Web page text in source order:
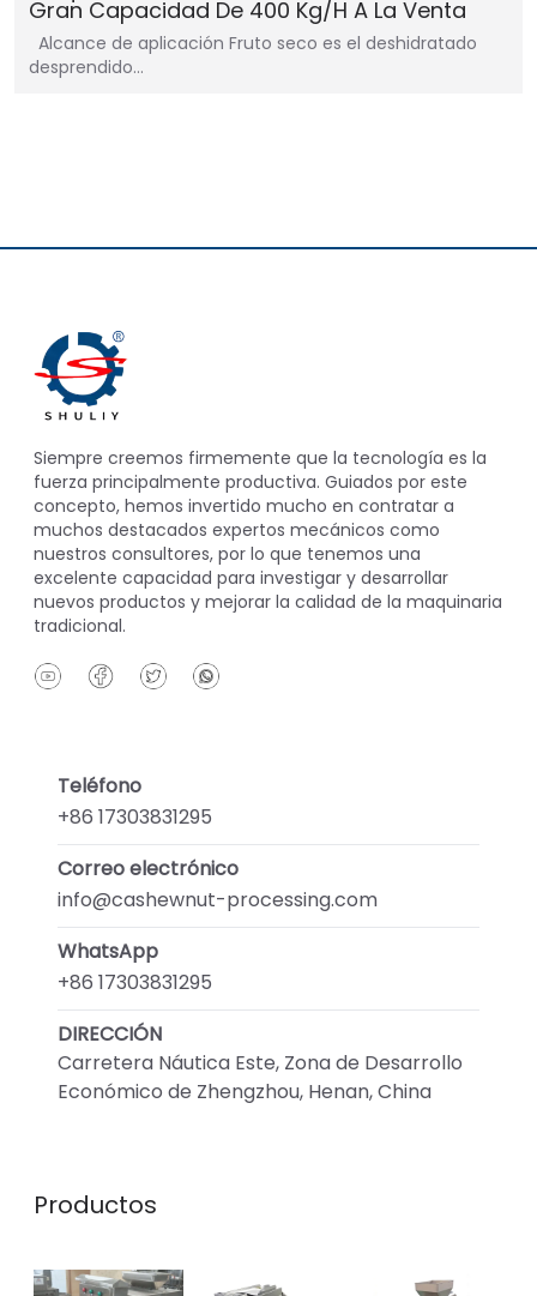
Gran Capacidad De 400 Kg/h A La Venta
Alcance de aplicación Fruto seco es el deshidratado
desprendido…
Siempre creemos firmemente que la tecnología es la
fuerza principalmente productiva. Guiados por este
concepto, hemos invertido mucho en contratar a
muchos destacados expertos mecánicos como
nuestros consultores, por lo que tenemos una
excelente capacidad para investigar y desarrollar
nuevos productos y mejorar la calidad de la maquinaria
tradicional.
Teléfono
+86 17303831295
Correo electrónico
info@cashewnut-processing.com
WhatsApp
+86 17303831295
DIRECCIÓN
Carretera Náutica Este, Zona de Desarrollo
Económico de Zhengzhou, Henan, China
Productos